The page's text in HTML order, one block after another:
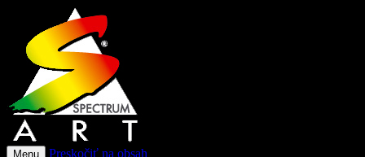
Spectrum-Art
O spoločnosti Spectrum Art
Menu Preskočiť na obsah